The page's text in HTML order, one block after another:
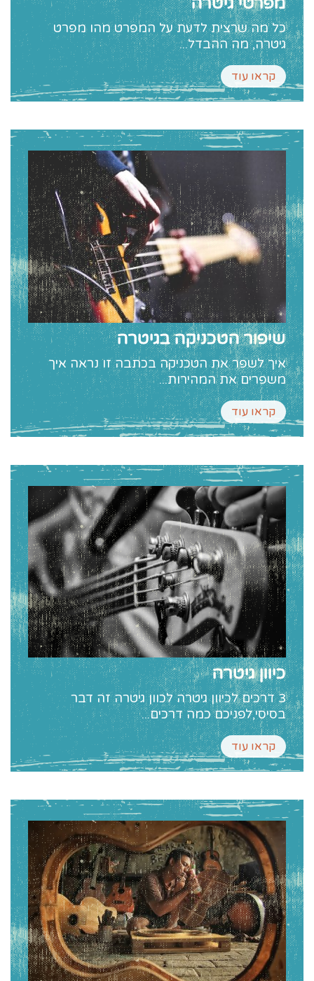
כל מה שרצית לדעת על המפרט מהו מפרט
גיטרה, מה ההבדל...
קראו עוד
שיפור הטכניקה בגיטרה
איך לשפר את הטכניקה בכתבה זו נראה איך
משפרים את המהירות...
קראו עוד
כיוון גיטרה
3 דרכים לכיוון גיטרה לכוון גיטרה זה דבר
בסיסי,לפניכם כמה דרכים...
קראו עוד